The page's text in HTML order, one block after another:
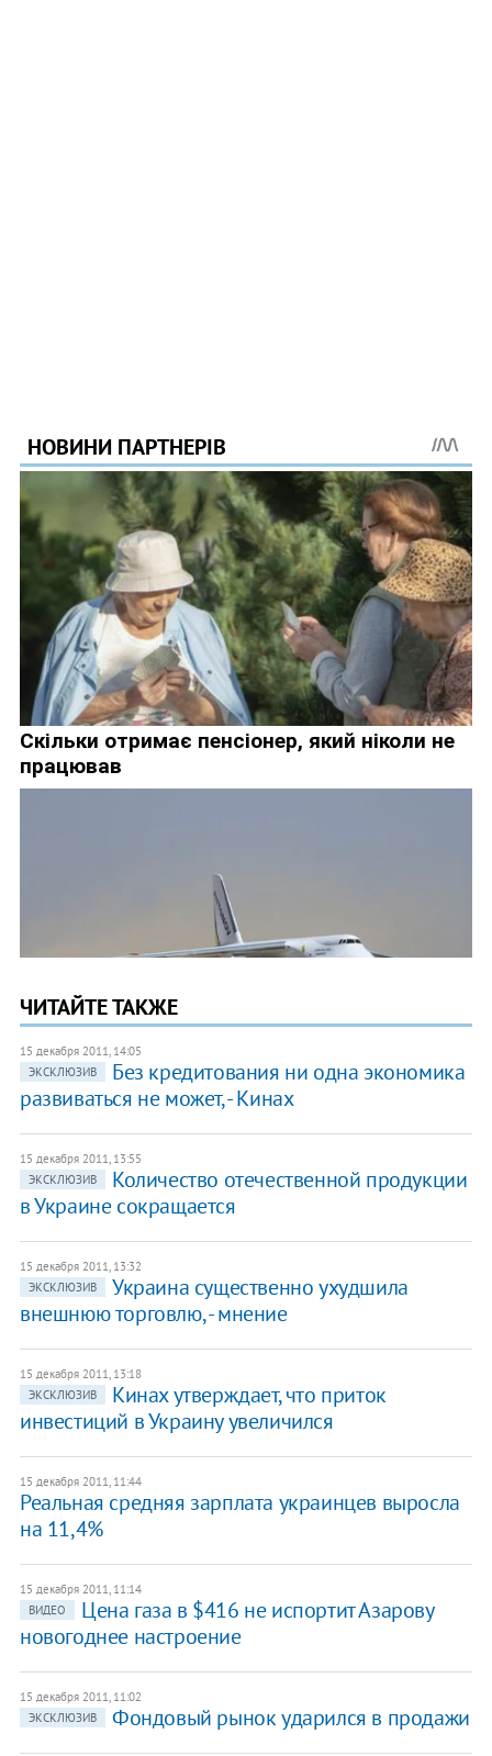
ЧИТАЙТЕ ТАКЖЕ
15 декабря 2011, 14:05
ЭКСКЛЮЗИВ
Без кредитования ни одна экономика
развиваться не может, - Кинах
15 декабря 2011, 13:55
ЭКСКЛЮЗИВ
Количество отечественной продукции
в Украине сокращается
15 декабря 2011, 13:32
ЭКСКЛЮЗИВ
Украина существенно ухудшила
внешнюю торговлю, - мнение
15 декабря 2011, 13:18
ЭКСКЛЮЗИВ
Кинах утверждает, что приток
инвестиций в Украину увеличился
15 декабря 2011, 11:44
​Реальная средняя зарплата украинцев выросла
на 11,4%
15 декабря 2011, 11:14
ВИДЕО
Цена газа в $416 не испортит Азарову
новогоднее настроение
15 декабря 2011, 11:02
ЭКСКЛЮЗИВ
​Фондовый рынок ударился в продажи